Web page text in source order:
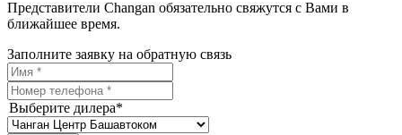
Представители Changan обязательно свяжутся с Вами в
ближайшее время.
Заполните заявку на обратную связь
Выберите дилера*